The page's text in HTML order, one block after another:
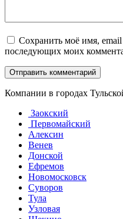
Сохранить моё имя, email
последующих моих
Компании в городах
Заокский
Первомайский
Алексин
Венев
Донской
Ефремов
Новомосковск
Суворов
Тула
Узловая